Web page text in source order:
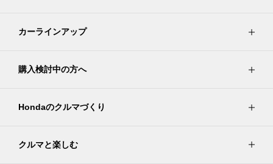
カーラインアップ
購入検討中の方へ
Hondaのクルマづくり
クルマと楽しむ